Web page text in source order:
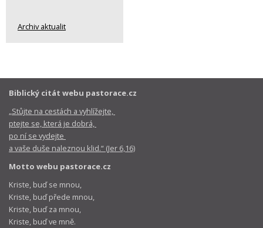
Archiv aktualit
Biblický citát webu pastorace.cz
„Stůjte na cestách a vyhlížejte,
ptejte se, která je dobrá,
po ní se vydejte
a vaše duše naleznou klid.“ (Jer 6,16)
Motto webu pastorace.cz
Kriste, buď se mnou,
Kriste, buď přede mnou,
Kriste, buď za mnou,
Kriste, buď ve mně.